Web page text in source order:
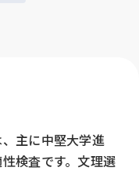
主に中堅大学進
検査です。文理選